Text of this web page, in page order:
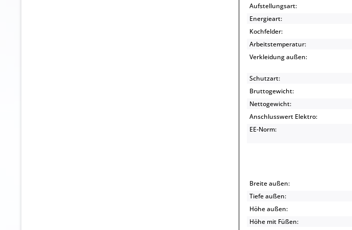
Aufstellungsart:
Energieart:
Kochfelder:
Arbeitstemperatur:
Verkleidung außen:
Schutzart:
Bruttogewicht:
Nettogewicht:
Anschlusswert Elektro:
EE-Norm:
Breite außen:
Tiefe außen:
Höhe außen:
Höhe mit Füßen: